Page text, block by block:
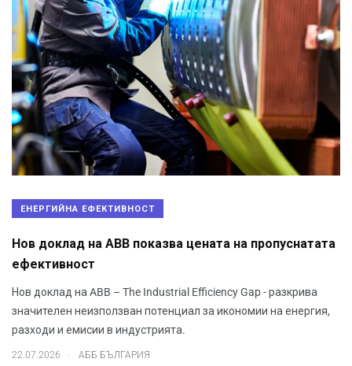
ЕНЕРГИЙНА ЕФЕКТИВНОСТ
Нов доклад на ABB показва цената на пропуснатата
ефективност
Нов доклад на ABB – The Industrial Efficiency Gap - разкрива
значителен неизползван потенциал за икономии на енергия,
разходи и емисии в индустрията.
22.07.2026 . АББ БЪЛГАРИЯ